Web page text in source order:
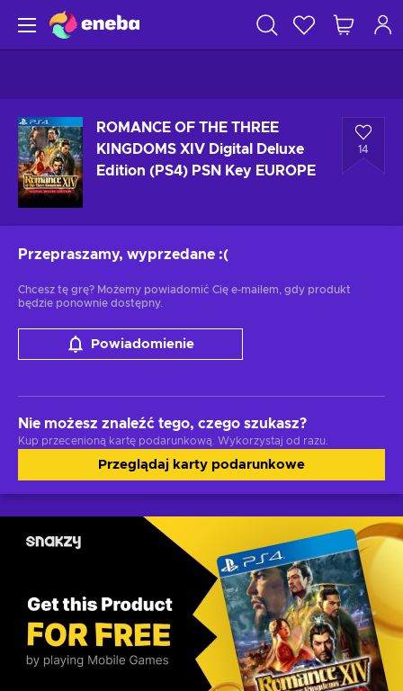
ROMANCE OF THE THREE
KINGDOMS XIV Digital Deluxe
Edition (PS4) PSN Key EUROPE
14
Przepraszamy, wyprzedane :(
Chcesz tę grę? Możemy powiadomić Cię e-mailem, gdy produkt
będzie ponownie dostępny.
Powiadomienie
Nie możesz znaleźć tego, czego szukasz?
Kup przecenioną kartę podarunkową. Wykorzystaj od razu.
Przeglądaj karty podarunkowe